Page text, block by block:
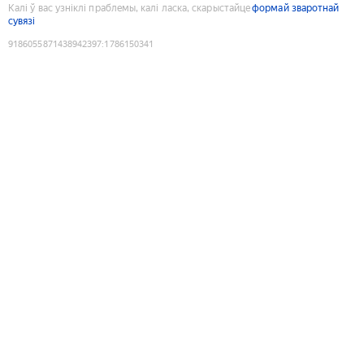
Калі ў вас узніклі праблемы, калі ласка, скарыстайцеформай зваротнай
сувязі
9186055871438942397:1786150341